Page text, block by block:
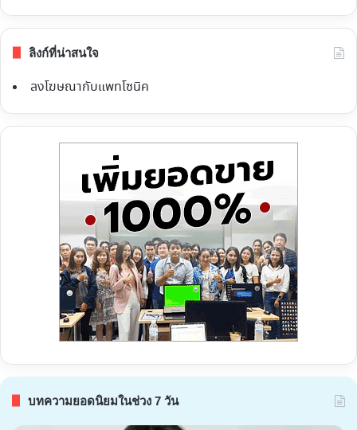
ลิงก์ที่น่าสนใจ
ลงโฆษณากับแพทโซนิค
บทความยอดนิยมในช่วง 7 วัน